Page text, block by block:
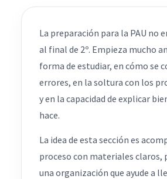
La preparación para la PAU no
al final de 2º. Empieza mucho
forma de estudiar, en cómo se
errores, en la soltura con los
y en la capacidad de explicar
hace.
La idea de esta sección es
proceso con materiales claros,
una organización que ayude a